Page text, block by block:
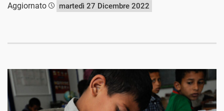
Aggiornato
martedì 27 Dicembre 2022